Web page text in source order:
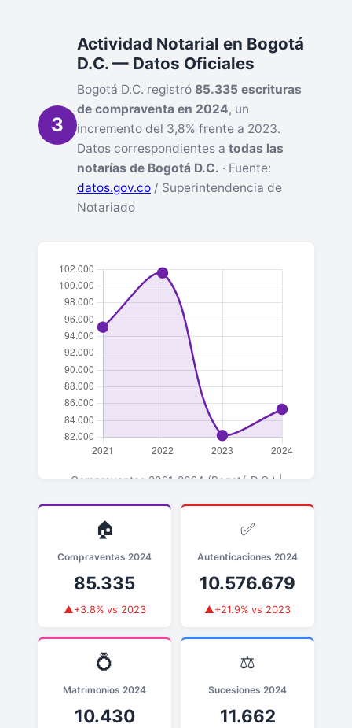
3
Actividad Notarial en Bogotá
D.C. — Datos Oficiales
Bogotá D.C. registró 85.335 escrituras
de compraventa en 2024, un
incremento del 3,8% frente a 2023.
Datos correspondientes a todas las
notarías de Bogotá D.C. · Fuente:
datos.gov.co / Superintendencia de
Notariado
Compraventas 2021-2024 (Bogotá D.C.) |
🏠
Compraventas 2024
85.335
▲+3.8% vs 2023
✅
Autenticaciones 2024
10.576.679
▲+21.9% vs 2023
💍
Matrimonios 2024
10.430
⚖️
Sucesiones 2024
11.662